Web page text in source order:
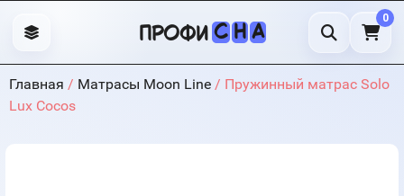
профи С Н А
0
Главная / Матрасы Moon Line / Пружинный матрас Solo
Lux Cocos